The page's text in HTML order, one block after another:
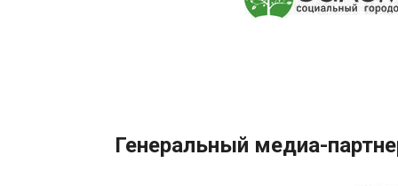
Генеральный медиа-